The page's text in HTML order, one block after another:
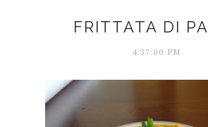
FRITTATA DI
4:37:00 PM